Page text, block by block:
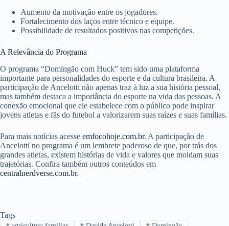
Aumento da motivação entre os jogadores.
Fortalecimento dos laços entre técnico e equipe.
Possibilidade de resultados positivos nas competições.
A Relevância do Programa
O programa “Domingão com Huck” tem sido uma plataforma
importante para personalidades do esporte e da cultura brasileira. A
participação de Ancelotti não apenas traz à luz a sua história pessoal,
mas também destaca a importância do esporte na vida das pessoas. A
conexão emocional que ele estabelece com o público pode inspirar
jovens atletas e fãs do futebol a valorizarem suas raízes e suas famílias.
Para mais notícias acesse emfocohoje.com.br. A participação de
Ancelotti no programa é um lembrete poderoso de que, por trás dos
grandes atletas, existem histórias de vida e valores que moldam suas
trajetórias. Confira também outros conteúdos em
centralnerdverse.com.br.
Tags